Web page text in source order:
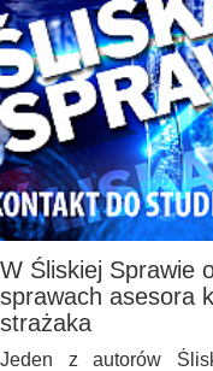
W Śliskiej Sprawie
sprawach asesora
strażaka
Jeden z autorów